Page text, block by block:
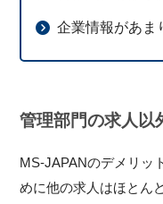
企業情報があま
管理部門の求人以
MS-JAPANのデメリッ
めに他の求人はほとん